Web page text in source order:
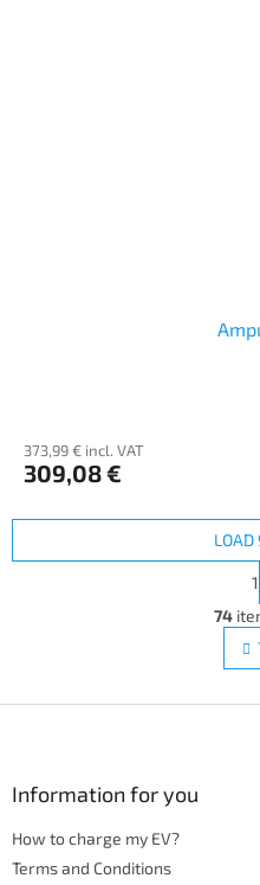
373,99 € incl. VAT
309,08 €
LOAD
1
74
Information for you
How to charge my EV?
Terms and Conditions